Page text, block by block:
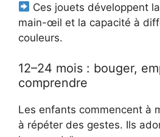
Ces jouets développent
main-œil et la capacité à
couleurs.
12–24 mois : bouger,
comprendre
Les enfants commencent à
à répéter des gestes. Ils